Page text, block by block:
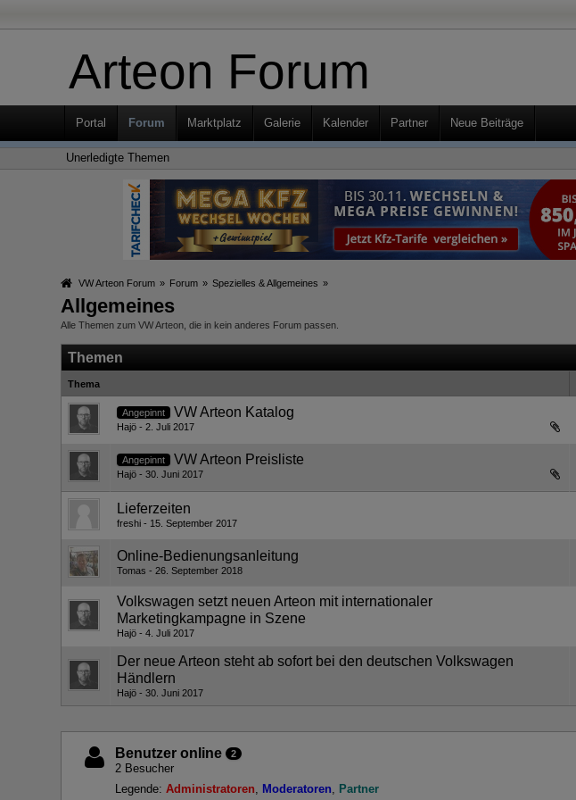
Arteon Forum
Portal Forum Marktplatz Galerie Kalender Partner Neue Beiträge
Unerledigte Themen
VW Arteon Forum » Forum » Spezielles & Allgemeines »
Allgemeines
Alle Themen zum VW Arteon, die in kein anderes Forum passen.
Themen
Thema
Angepinnt VW Arteon Katalog
Hajö 2. Juli 2017
Angepinnt VW Arteon Preisliste
Hajö 30. Juni 2017
Lieferzeiten
freshi 15. September 2017
Online-Bedienungsanleitung
Tomas 26. September 2018
Volkswagen setzt neuen Arteon mit internationaler
Marketingkampagne in Szene
Hajö 4. Juli 2017
Der neue Arteon steht ab sofort bei den deutschen Volkswagen
Händlern
Hajö 30. Juni 2017
Benutzer online 2
2 Besucher
Legende: Administratoren Moderatoren Partner